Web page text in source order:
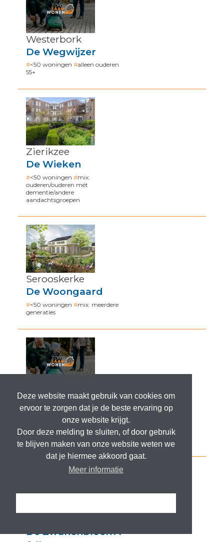
Deze website maakt gebruik van cookies om
ervoor te zorgen dat je de beste ervaring op
onze website krijgt.
Door deze melding te sluiten, of door gebruik
te blijven maken van onze website weten we
dat je hiermee akkoord gaat.
Meer informatie